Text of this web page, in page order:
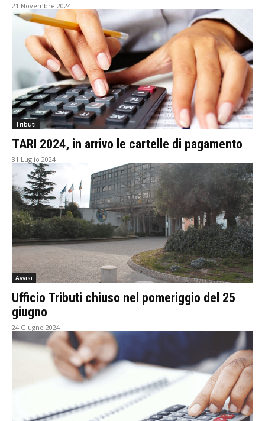
21 Novembre 2024
Tributi
TARI 2024, in arrivo le cartelle di pagamento
31 Luglio 2024
Avvisi
Ufficio Tributi chiuso nel pomeriggio del 25
giugno
24 Giugno 2024